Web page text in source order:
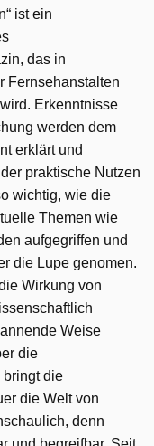
ist ein
das in
Fernsehanstalten
Erkenntnisse
werden dem
erklärt und
praktische Nutzen
wichtig, wie die
Themen wie
aufgegriffen und
die Lupe genomen.
Wirkung von
Weise
die
bringt die
die Welt von
denn